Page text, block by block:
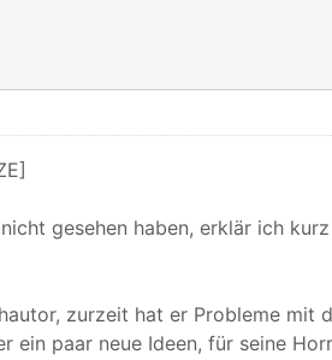
gesehen haben, erklär ich
zurzeit hat er Probleme mit
ein paar neue Ideen, für seine